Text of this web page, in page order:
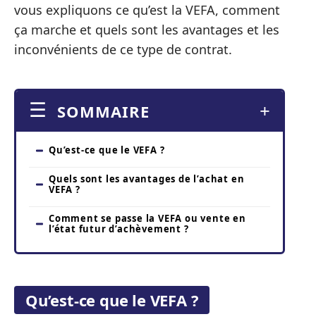
vous expliquons ce qu’est la VEFA, comment
ça marche et quels sont les avantages et les
inconvénients de ce type de contrat.
SOMMAIRE
Qu’est-ce que le VEFA ?
Quels sont les avantages de l’achat en
VEFA ?
Comment se passe la VEFA ou vente en
l’état futur d’achèvement ?
Qu’est-ce que le VEFA ?